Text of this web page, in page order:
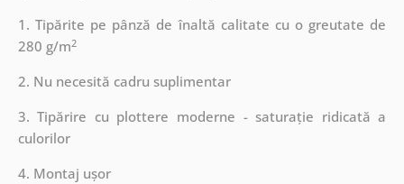
1. Tipărite pe pânză de înaltă calitate cu o greutate de
280 g/m2
2. Nu necesită cadru suplimentar
3. Tipărire cu plottere moderne - saturație ridicată a
culorilor
4. Montaj ușor